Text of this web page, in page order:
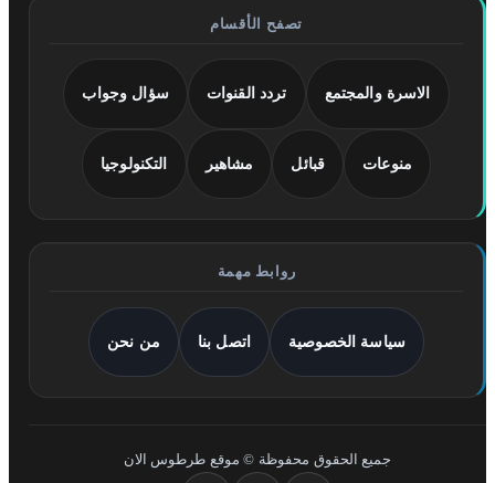
تصفح الأقسام
الاسرة والمجتمع تردد القنوات سؤال وجواب
منوعات قبائل مشاهير التكنولوجيا
روابط مهمة
سياسة الخصوصية اتصل بنا من نحن
جميع الحقوق محفوظة © موقع طرطوس الان